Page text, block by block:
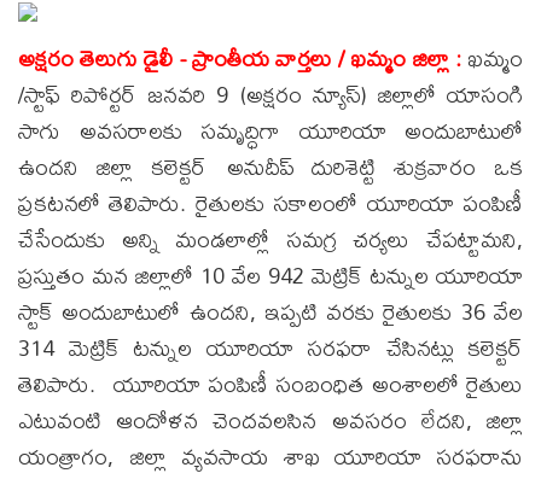
అక్షరం తెలుగు డైలీ - ప్రాంతీయ వార్తలు / ఖమ్మం జిల్లా :ఖమ్మం
/స్టాఫ్ రిపోర్టర్ జనవరి 9 (అక్షరం న్యూస్) జిల్లాలో యాసంగి
సాగు అవసరాలకు సమృద్ధిగా యూరియా అందుబాటులో
ఉందని జిల్లా కలెక్టర్ అనుదీప్ దురిశెట్టి శుక్రవారం ఒక
ప్రకటనలో తెలిపారు. రైతులకు సకాలంలో యూరియా పంపిణీ
చేసేందుకు అన్ని మండలాల్లో సమగ్ర చర్యలు చేపట్టామని,
ప్రస్తుతం మన జిల్లాలో 10 వేల 942 మెట్రిక్ టన్నుల యూరియా
స్టాక్ అందుబాటులో ఉందని, ఇప్పటి వరకు రైతులకు 36 వేల
314 మెట్రిక్ టన్నుల యూరియా సరఫరా చేసినట్లు కలెక్టర్
తెలిపారు. యూరియా పంపిణీ సంబంధిత అంశాలలో రైతులు
ఎటువంటి ఆందోళన చెందవలసిన అవసరం లేదని, జిల్లా
యంత్రాగం, జిల్లా వ్యవసాయ శాఖ యూరియా సరఫరాను